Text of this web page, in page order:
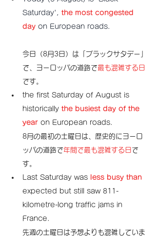
Saturday', the most congested
day on European roads.
今日（8月3日）は「ブラックサタデー」
で、ヨーロッパの道路で最も混雑する日
です。
the first Saturday of August is
historically the busiest day of the
year on European roads.
8月の最初の土曜日は、歴史的にヨーロ
ッパの道路で年間で最も混雑する日 で
す。
Last Saturday was
less busy than
expected but still saw 811-
kilometre-long traffic jams in
France.
先週の土曜日は予想よりも混雑していま